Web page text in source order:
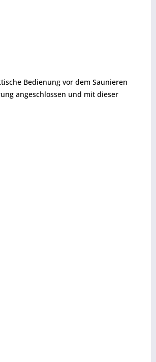
Bedienung vor dem Saunieren
angeschlossen und mit dieser